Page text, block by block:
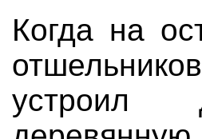
Когда на
устроил